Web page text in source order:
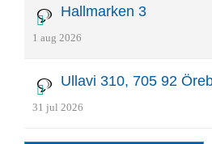
Hallmarken 3
1 aug 2026
Ullavi 310, 705 92
31 jul 2026